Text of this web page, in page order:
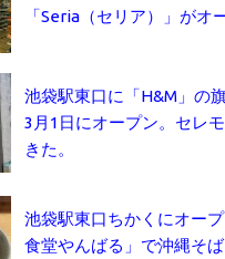
「Seria（セリア）」がオ
池袋駅東口に「H&M」の
3月1日にオープン。セレ
きた。
池袋駅東口ちかくにオー
食堂やんばる」で沖縄そ